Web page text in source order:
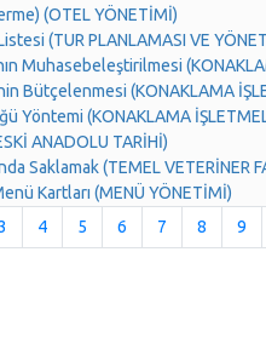
(OTEL YÖNETİMİ)
(TUR PLANLAMASI VE
Muhasebeleştirilmesi
Bütçelenmesi (KONAKLAMA
Yöntemi (KONAKLAMA
ANADOLU TARİHİ)
Saklamak (TEMEL VETERİNER
Kartları (MENÜ YÖNETİMİ)
4 5 6 7 8 9